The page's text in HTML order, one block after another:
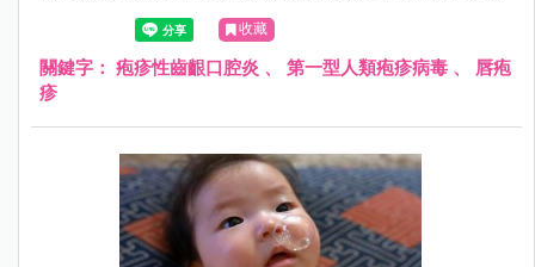
很驚訝的表情看著我。
收藏
關鍵字： 疱疹性齒齦口腔炎 、 第一型人類疱疹病毒 、 唇疱
疹